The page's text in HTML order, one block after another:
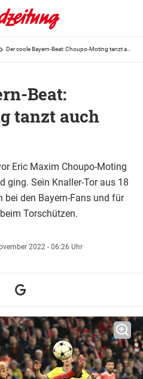
Beat:
tanzt auch
Eric Maxim Choupo-Moting
ging. Sein Knaller-Tor aus 18
bei den Bayern-Fans und für
Torschützen.
2022 - 06:26 Uhr